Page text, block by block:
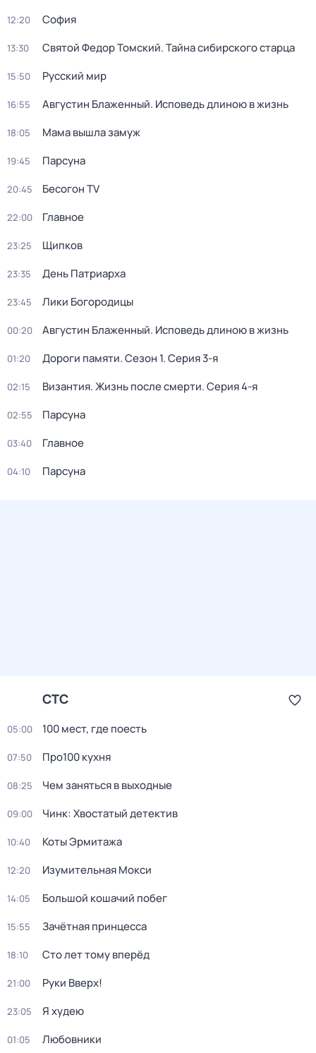
12:20 София
13:30 Святой Федор Томский. Тайна сибирского старца
15:50 Русский мир
16:55 Августин Блаженный. Исповедь длиною в жизнь
18:05 Мама вышла замуж
19:45 Парcyна
20:45 Бесогон TV
22:00 Главное
23:25 Щипков
23:35 День Патриарха
23:45 Лики Богородицы
00:20 Августин Блаженный. Исповедь длиною в жизнь
01:20 Дороги памяти. Сезон 1. Серия 3-я
02:15 Византия. Жизнь после смерти. Серия 4-я
02:55 Парcyна
03:40 Главное
04:10 Парсуна
СТС
05:00 100 мест, где поесть
07:50 Про100 кухня
08:25 Чем заняться в выходные
09:00 Чинк: Хвостатый детектив
10:40 Коты Эрмитажа
12:20 Изумительная Мокси
14:05 Большой кошачий побег
15:55 Зачётная принцесса
18:10 Сто лет тому вперёд
21:00 Руки Bвеpх!
23:05 Я худею
01:05 Любовники